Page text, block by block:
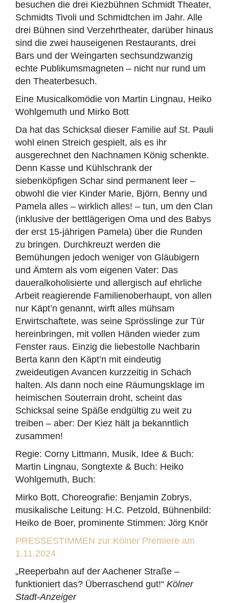
besuchen die drei Kiezbühnen Schmidt Theater,
Schmidts Tivoli und Schmidtchen im Jahr. Alle
drei Bühnen sind Verzehrtheater, darüber hinaus
sind die zwei hauseigenen Restaurants, drei
Bars und der Weingarten sechsundzwanzig
echte Publikumsmagneten – nicht nur rund um
den Theaterbesuch.
Eine Musicalkomödie von Martin Lingnau, Heiko
Wohlgemuth und Mirko Bott
Da hat das Schicksal dieser Familie auf St. Pauli
wohl einen Streich gespielt, als es ihr
ausgerechnet den Nachnamen König schenkte.
Denn Kasse und Kühlschrank der
siebenköpfigen Schar sind permanent leer –
obwohl die vier Kinder Marie, Björn, Benny und
Pamela alles – wirklich alles! – tun, um den Clan
(inklusive der bettlägerigen Oma und des Babys
der erst 15-jährigen Pamela) über die Runden
zu bringen. Durchkreuzt werden die
Bemühungen jedoch weniger von Gläubigern
und Ämtern als vom eigenen Vater: Das
daueralkoholisierte und allergisch auf ehrliche
Arbeit reagierende Familienoberhaupt, von allen
nur Käpt’n genannt, wirft alles mühsam
Erwirtschaftete, was seine Sprösslinge zur Tür
hereinbringen, mit vollen Händen wieder zum
Fenster raus. Einzig die liebestolle Nachbarin
Berta kann den Käpt’n mit eindeutig
zweideutigen Avancen kurzzeitig in Schach
halten. Als dann noch eine Räumungsklage im
heimischen Souterrain droht, scheint das
Schicksal seine Späße endgültig zu weit zu
treiben – aber: Der Kiez hält ja bekanntlich
zusammen!
Regie: Corny Littmann, Musik, Idee & Buch:
Martin Lingnau, Songtexte & Buch: Heiko
Wohlgemuth, Buch:
Mirko Bott, Choreografie: Benjamin Zobrys,
musikalische Leitung: H.C. Petzold, Bühnenbild:
Heiko de Boer, prominente Stimmen: Jörg Knör
PRESSESTIMMEN zur Kölner Premiere am
1.11.2024
„Reeperbahn auf der Aachener Straße –
funktioniert das? Überraschend gut!“ Kölner
Stadt-Anzeiger